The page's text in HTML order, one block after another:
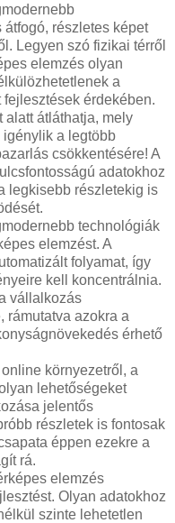
részletes képet
Legyen szó fizikai térről
elemzés olyan
a
érdekében.
alatt átláthatja, mely
a legtöbb
csökkentésére! A
adatokhoz
legkisebb részletekig is
technológiák
elemzést. A
folyamat, így
kell koncentrálnia.
vállalkozás
rámutatva azokra a
érhető
környezetről, a
lehetőségeket
jelentős
részletek is fontosak
éppen ezekre a
rá.
elemzés
Olyan adatokhoz
szinte lehetetlen